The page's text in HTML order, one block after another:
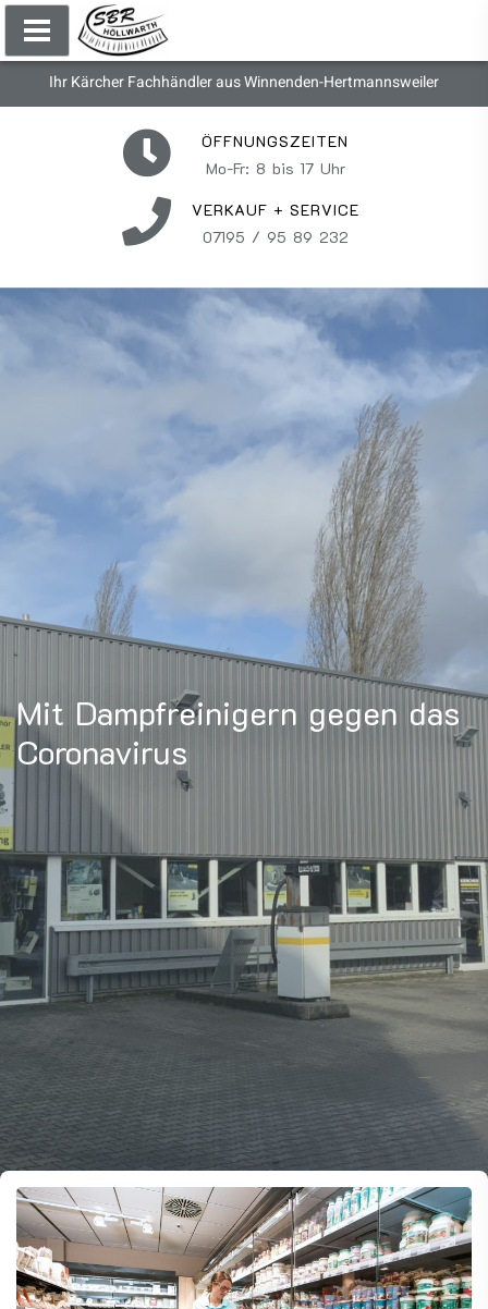
Ihr Kärcher Fachhändler aus Winnenden-Hertmannsweiler
ÖFFNUNGSZEITEN
Mo-Fr: 8 bis 17 Uhr
VERKAUF + SERVICE
07195 / 95 89 232
Mit Dampfreinigern gegen das
Coronavirus